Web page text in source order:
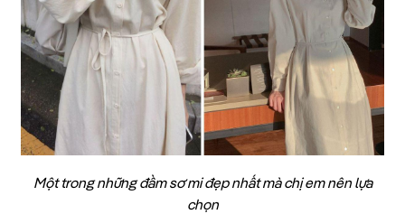
Một trong những đầm sơ mi đẹp nhất mà chị em nên lựa
chọn